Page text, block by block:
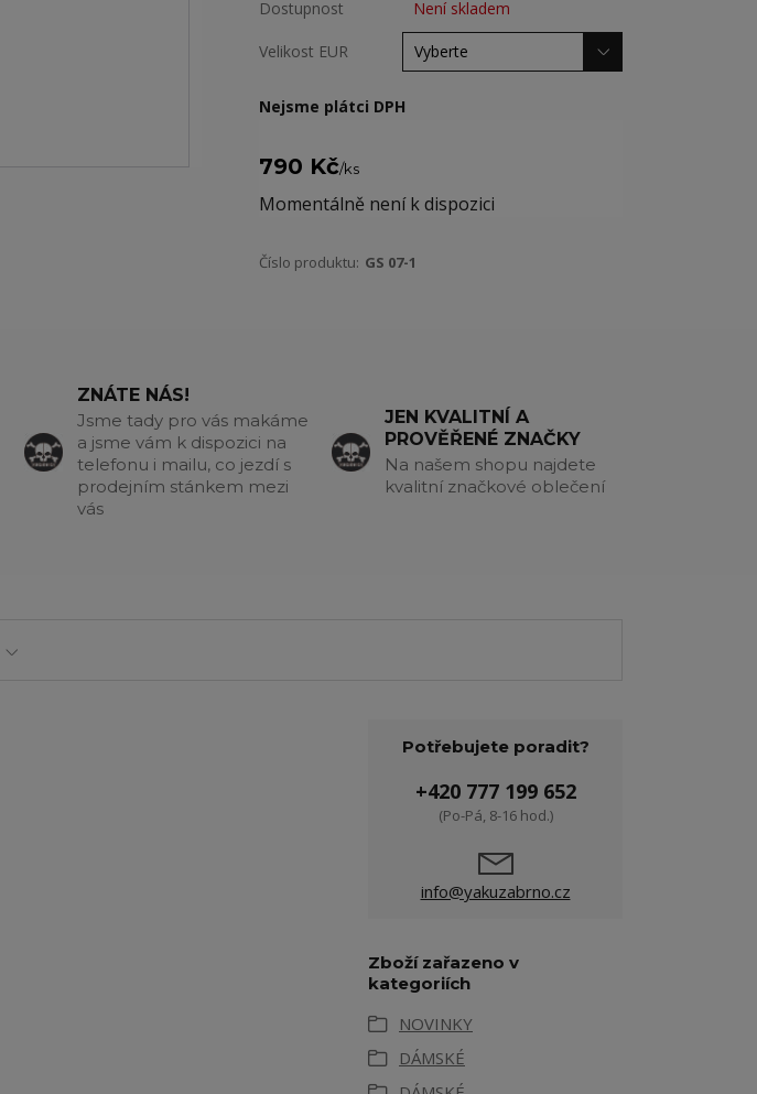
Dostupnost Není skladem
Velikost EUR
Nejsme plátci DPH
790 Kč/ks
Momentálně není k dispozici
Číslo produktu: GS 07-1
ZNÁTE NÁS!
Jsme tady pro vás makáme
a jsme vám k dispozici na
telefonu i mailu, co jezdí s
prodejním stánkem mezi
vás
JEN KVALITNÍ A
PROVĚŘENÉ ZNAČKY
Na našem shopu najdete
kvalitní značkové oblečení
Potřebujete poradit?
+420 777 199 652
(Po-Pá, 8-16 hod.)
info@yakuzabrno.cz
Zboží zařazeno v
kategoriích
NOVINKY
DÁMSKÉ